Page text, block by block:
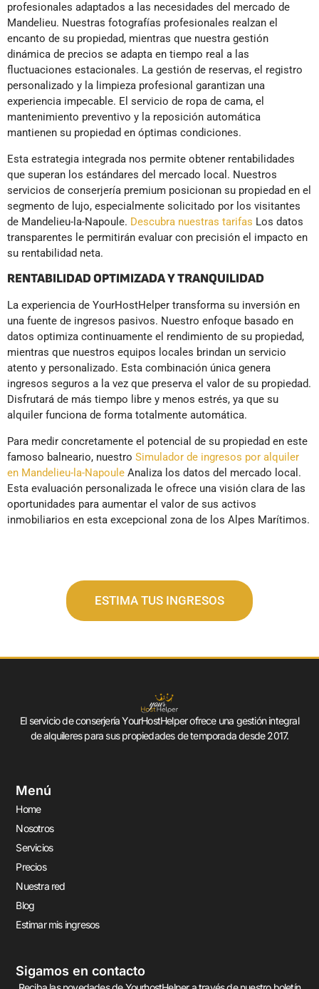
profesionales adaptados a las necesidades del mercado de
Mandelieu. Nuestras fotografías profesionales realzan el
encanto de su propiedad, mientras que nuestra gestión
dinámica de precios se adapta en tiempo real a las
fluctuaciones estacionales. La gestión de reservas, el registro
personalizado y la limpieza profesional garantizan una
experiencia impecable. El servicio de ropa de cama, el
mantenimiento preventivo y la reposición automática
mantienen su propiedad en óptimas condiciones.
Esta estrategia integrada nos permite obtener rentabilidades
que superan los estándares del mercado local. Nuestros
servicios de conserjería premium posicionan su propiedad en el
segmento de lujo, especialmente solicitado por los visitantes
de Mandelieu-la-Napoule. Descubra nuestras tarifas Los datos
transparentes le permitirán evaluar con precisión el impacto en
su rentabilidad neta.
RENTABILIDAD OPTIMIZADA Y TRANQUILIDAD
La experiencia de YourHostHelper transforma su inversión en
una fuente de ingresos pasivos. Nuestro enfoque basado en
datos optimiza continuamente el rendimiento de su propiedad,
mientras que nuestros equipos locales brindan un servicio
atento y personalizado. Esta combinación única genera
ingresos seguros a la vez que preserva el valor de su propiedad.
Disfrutará de más tiempo libre y menos estrés, ya que su
alquiler funciona de forma totalmente automática.
Para medir concretamente el potencial de su propiedad en este
famoso balneario, nuestro Simulador de ingresos por alquiler
en Mandelieu-la-Napoule Analiza los datos del mercado local.
Esta evaluación personalizada le ofrece una visión clara de las
oportunidades para aumentar el valor de sus activos
inmobiliarios en esta excepcional zona de los Alpes Marítimos.
ESTIMA TUS INGRESOS
El servicio de conserjería YourHostHelper ofrece una gestión integral
de alquileres para sus propiedades de temporada desde 2017.
Menú
Home
Nosotros
Servicios
Precios
Nuestra red
Blog
Estimar mis ingresos
Sigamos en contacto